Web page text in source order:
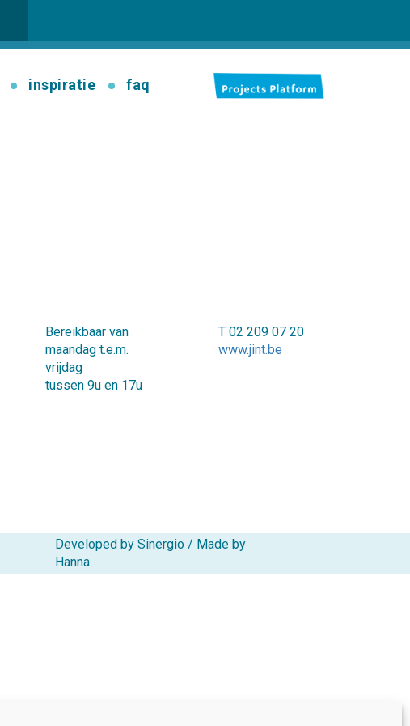
inspiratie faq
Bereikbaar van
maandag t.e.m.
vrijdag
tussen 9u en 17u
T 02 209 07 20
www.jint.be
Developed by Sinergio/ Made by
Hanna